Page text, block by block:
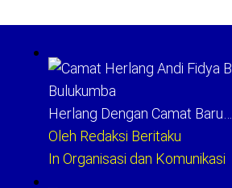
Herlang Dengan Camat Baru…
Oleh Redaksi Beritaku
In Organisasi dan Komunikasi